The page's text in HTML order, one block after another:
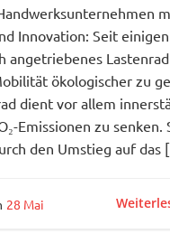
Innovation: Seit
angetriebenes
ökologischer zu
dient vor allem
Emissionen zu senken.
den Umstieg auf
28 Mai